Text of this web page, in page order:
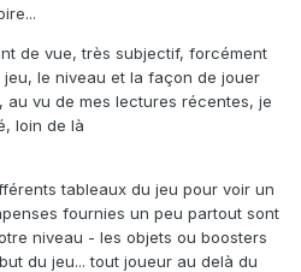
de vue, très subjectif, forcément
le niveau et la façon de jouer
au vu de mes lectures récentes, je
loin de là
tableaux du jeu pour voir un
fournies un peu partout sont
niveau - les objets ou boosters
du jeu... tout joueur au delà du